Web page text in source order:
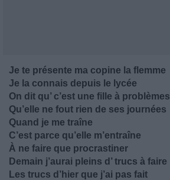
Je te présente ma copine la flemme
Je la connais depuis le lycée
On dit qu’ c’est une fille à problèmes
Qu’elle ne fout rien de ses journées
Quand je me traîne
C’est parce qu’elle m’entraîne
À ne faire que procrastiner
Demain j’aurai pleins d’ trucs à faire
Les trucs d’hier que j’ai pas fait